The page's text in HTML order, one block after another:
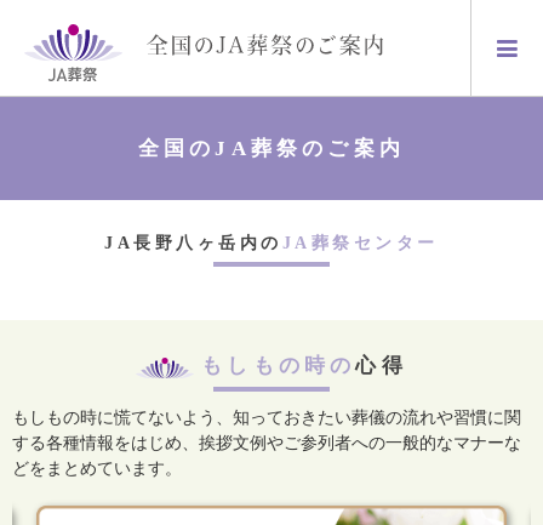
全国のJA葬祭のご案内
JA長野八ヶ岳内の JA葬祭センター
もしもの時の心得
もしもの時に慌てないよう、知っておきたい葬儀の流れや習慣に関
する各種情報をはじめ、 挨拶文例やご参列者への一般的なマナーな
どをまとめています。